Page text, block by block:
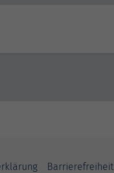
Barrierefreiheit